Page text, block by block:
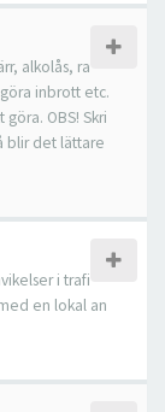
alkolås, ra
inbrott etc.
OBS! Skri
blir det lättare
i trafi
en lokal an